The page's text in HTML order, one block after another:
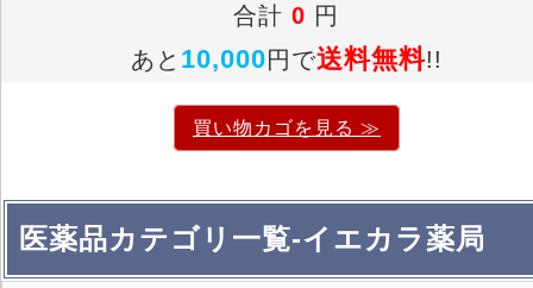
合計0 円
あと 10,000円で送料無料!!
買い物カゴを見る ≫
医薬品カテゴリ一覧-イエカラ薬局